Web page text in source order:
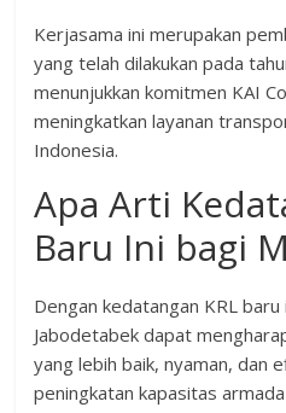
Kerjasama ini merupakan
yang telah dilakukan pada
menunjukkan komitmen KAI
meningkatkan layanan
Indonesia.
Apa Arti
Baru Ini bagi
Dengan kedatangan KRL
Jabodetabek dapat
yang lebih baik, nyaman, dan
peningkatan kapasitas